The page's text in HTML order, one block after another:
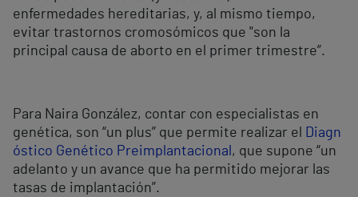
enfermedades hereditarias, y, al mismo tiempo,
evitar trastornos cromosómicos que "son la
principal causa de aborto en el primer trimestre”.
Para Naira González, contar con especialistas en
genética, son “un plus” que permite realizar el
Diagn
óstico Genético Preimplantacional , que supone “un
adelanto y un avance que ha permitido mejorar las
tasas de implantación”.